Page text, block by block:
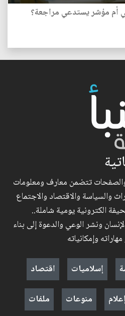
أم مؤشر يستدعي مراجعة؟
تتضمن معارف ومعلومات
والسياسة والاقتصاد والاجتماع
الكترونية يومية شاملة..
ونشر الوعي والدعوة إلى بناء
وإمكانياته
إسلاميات
اقتصاد
منوعات ملفات